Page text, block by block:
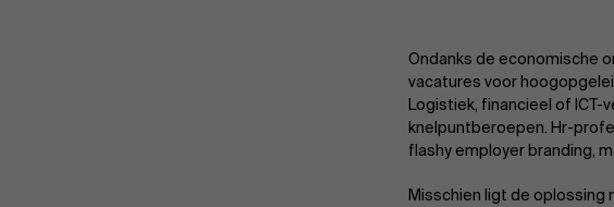
Ondanks de economische
vacatures voor
Logistiek, financieel of ICT-
knelpuntberoepen. Hr-
flashy employer branding,
Misschien ligt de oplossing